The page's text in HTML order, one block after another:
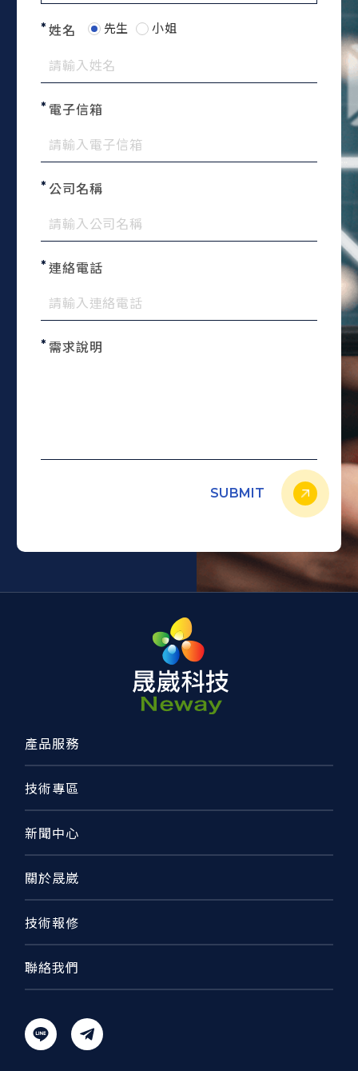
姓名 先生 小姐
電子信箱
公司名稱
連絡電話
需求說明
SUBMIT
產品服務
技術專區
新聞中心
關於晟崴
技術報修
聯絡我們